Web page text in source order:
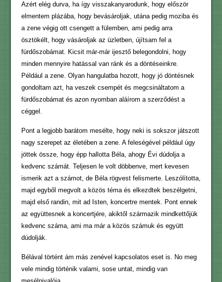
Azért elég durva, ha így visszakanyarodunk, hogy először
elmentem plázába, hogy bevásároljak, utána pedig moziba és
a zene végig ott csengett a fülemben, ami pedig arra
ösztökélt, hogy vásároljak az üzletben, újítsam fel a
fürdőszobámat. Kicsit már-már ijesztő belegondolni, hogy
minden mennyire hatással van ránk és a döntéseinkre.
Például a zene. Olyan hangulatba hozott, hogy jó döntésnek
gondoltam azt, ha veszek csempét és megcsináltatom a
fürdőszobámat és azon nyomban aláírom a szerződést a
céggel.
Pont a legjobb barátom mesélte, hogy neki is sokszor játszott
nagy szerepet az életében a zene. A feleségével például úgy
jöttek össze, hogy épp hallotta Béla, ahogy Évi dúdolja a
kedvenc számát. Teljesen le volt döbbenve, mert kevesen
ismerik azt a számot, de Béla rögvest felismerte. Leszólította,
majd egyből megvolt a közös téma és elkezdtek beszélgetni,
majd első randin, mit ad Isten, koncertre mentek. Pont ennek
az együttesnek a koncertjére, akiktől származik mindkettőjük
kedvenc száma, ami ma már a közös számuk és együtt
dúdolják.
Bélával történt ám más zenével kapcsolatos eset is. No meg
vele mindig történik valami, sose untat, mindig van